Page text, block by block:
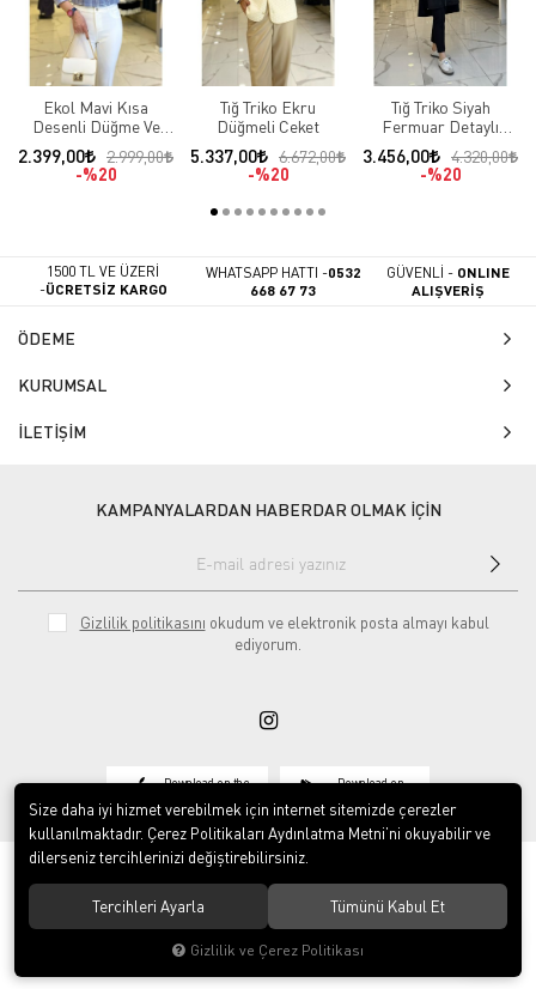
Ekol Mavi Kısa
Desenli Düğme Ve
Cep Detaylı Blazer
Ceket
2.399,00
2.999,00
%20
Tığ Triko Ekru
Düğmeli Ceket
5.337,00
6.672,00
%20
Tığ Triko Siyah
Fermuar Detaylı
Çıtçıtlı Ceket
3.456,00
4.320,00
%20
1500 TL VE ÜZERİ
-ÜCRETSİZ KARGO
WHATSAPP HATTI -0532
668 67 73
GÜVENLİ - ONLINE
ALIŞVERİŞ
ÖDEME
KURUMSAL
İLETİŞİM
KAMPANYALARDAN HABERDAR OLMAK İÇİN
Gizlilik politikasını okudum ve elektronik posta almayı kabul
ediyorum.
Download on the Download on
© 2020Vosse Tekstil San ve Tic Ltd Şti . Tüm hakları saklıdır.
Size daha iyi hizmet verebilmek için internet sitemizde çerezler
kullanılmaktadır. Çerez Politikaları Aydınlatma Metni’ni okuyabilir ve
dilerseniz tercihlerinizi değiştirebilirsiniz.
Tercihleri Ayarla Tümünü Kabul Et
Gizlilik ve Çerez Politikası